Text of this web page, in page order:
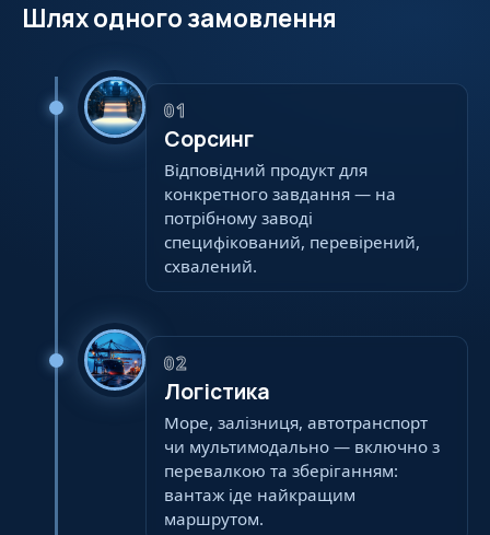
Шлях одного замовлення
01
Сорсинг
Відповідний продукт для
конкретного завдання — на
потрібному заводі
специфікований, перевірений,
схвалений.
02
Логістика
Море, залізниця, автотранспорт
чи мультимодально — включно з
перевалкою та зберіганням:
вантаж іде найкращим
маршрутом.